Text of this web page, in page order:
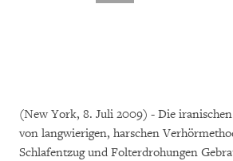
(New York, 8. Juli 2009) - Die
von langwierigen, harschen
Schlafentzug und Folterdrohungen